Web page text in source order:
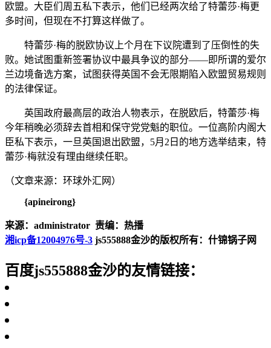
欧盟。大臣们周五私下表示，他们已经两次给了特蕾莎·梅更
多时间，但现在不打算这样做了。
特蕾莎·梅的脱欧协议上个月在下议院遭到了压倒性的失
败。她试图重新签署协议中最具争议的部分——即所谓的爱尔
兰边境备选方案，试图获得英国不会无限期陷入欧盟贸易规则
的法律保证。
英国政府最高层的政治人物表示，在脱欧后，特蕾莎·梅
今年稍晚必须辞去首相和保守党党魁的职位。一位高阶内阁大
臣私下表示，一旦英国退出欧盟，5月2日的地方选举结束，特
蕾莎·梅就没有理由继续任职。
（文章来源：环球外汇网）
{apineirong}
来源：administrator 责编：热播
湘icp备12004976号-3 js555888金沙的版权所有：什锦锅子网
百度js555888金沙的友情链接：